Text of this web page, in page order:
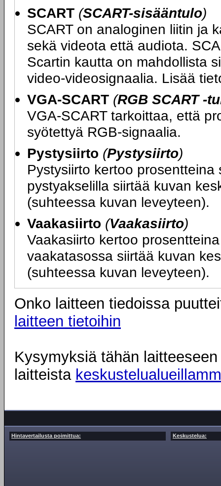
SCART (SCART-sisääntulo)
SCART on analoginen liitin ja
sekä videota että audiota.
Scartin kautta on mahdollista
video-videosignaalia. Lisää
VGA-SCART (RGB SCART -
VGA-SCART tarkoittaa, että
syötettyä RGB-signaalia.
Pystysiirto (Pystysiirto)
Pystysiirto kertoo
pystyakselilla siirtää kuvan
(suhteessa kuvan leveyteen).
Vaakasiirto (Vaakasiirto)
Vaakasiirto kertoo
vaakatasossa siirtää kuvan
(suhteessa kuvan leveyteen).
Onko laitteen tiedoissa
laitteen tietoihin
Kysymyksiä tähän
laitteista
Hintavertailusta poimittua: Keskustelua: